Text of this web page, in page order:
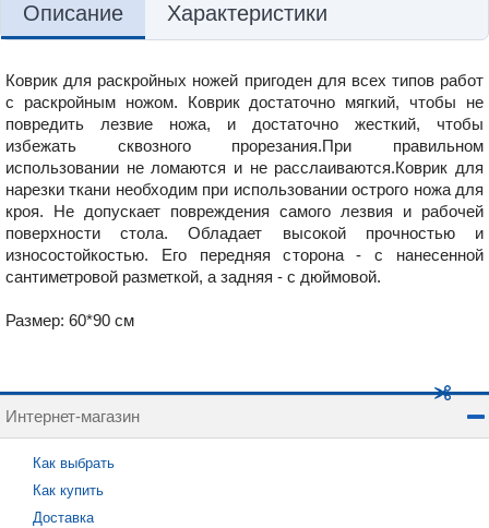
Описание Характеристики
Коврик для раскройных ножей пригоден для всех типов работ
с раскройным ножом. Коврик достаточно мягкий, чтобы не
повредить лезвие ножа, и достаточно жесткий, чтобы
избежать сквозного прорезания.При правильном
использовании не ломаются и не расслаиваются.Коврик для
нарезки ткани необходим при использовании острого ножа для
кроя. Не допускает повреждения самого лезвия и рабочей
поверхности стола. Обладает высокой прочностью и
износостойкостью. Его передняя сторона - с нанесенной
сантиметровой разметкой, а задняя - с дюймовой.
Размер: 60*90 см
Интернет-магазин
Как выбрать
Как купить
Доставка